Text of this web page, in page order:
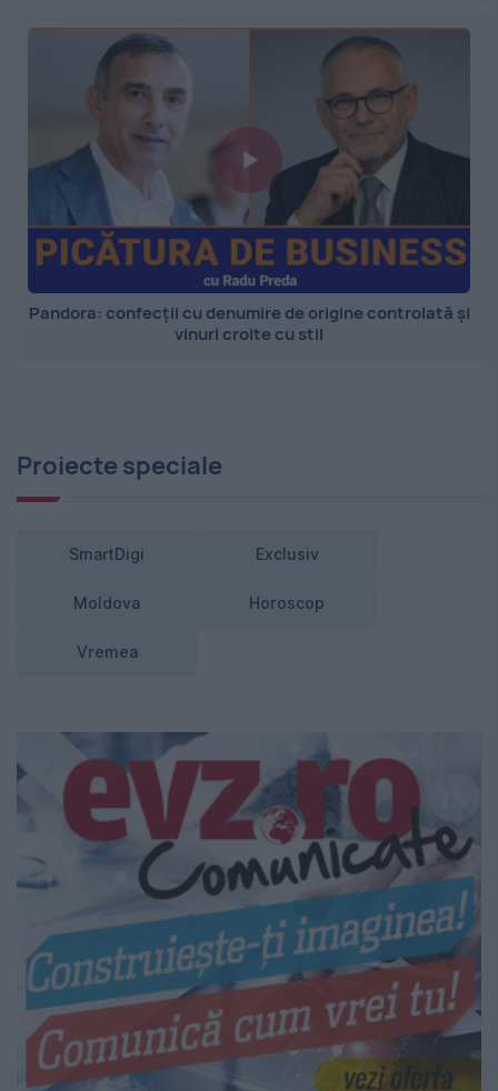
Pandora: confecții cu denumire de origine controlată și
vinuri croite cu stil
Proiecte speciale
SmartDigi Exclusiv
Moldova Horoscop
Vremea